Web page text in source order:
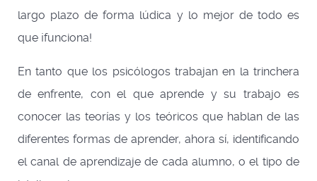
largo plazo de forma lúdica y lo mejor de todo es
que ¡funciona!
En tanto que los psicólogos trabajan en la trinchera
de enfrente, con el que aprende y su trabajo es
conocer las teorías y los teóricos que hablan de las
diferentes formas de aprender, ahora sí, identificando
el canal de aprendizaje de cada alumno, o el tipo de